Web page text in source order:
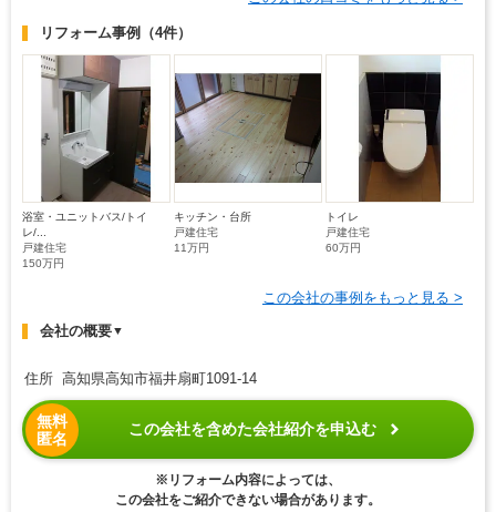
リフォーム事例 （4件）
浴室・ユニットバス/トイ
レ/...
戸建住宅
150万円
キッチン・台所
戸建住宅
11万円
トイレ
戸建住宅
60万円
この会社の事例をもっと見る >
会社の概要▼
住所 高知県高知市福井扇町1091-14
無料
匿名
この会社を含めた会社紹介を申込む
※リフォーム内容によっては、
この会社をご紹介できない場合があります。